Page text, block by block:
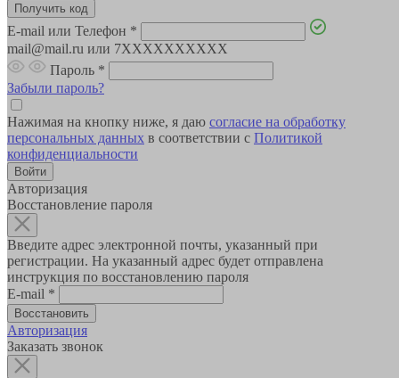
E-mail или Телефон *
mail@mail.ru или 7XXXXXXXXXX
Пароль *
Забыли пароль?
Нажимая на кнопку ниже, я даю согласие на обработку
персональных данных в соответствии с Политикой
конфиденциальности
Авторизация
Восстановление пароля
Введите адрес электронной почты, указанный при
регистрации. На указанный адрес будет отправлена
инструкция по восстановлению пароля
E-mail *
Авторизация
Заказать звонок